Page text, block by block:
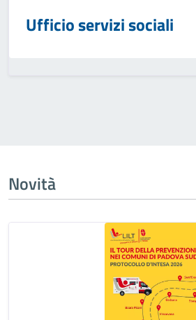
Ufficio servizi sociali
Novità